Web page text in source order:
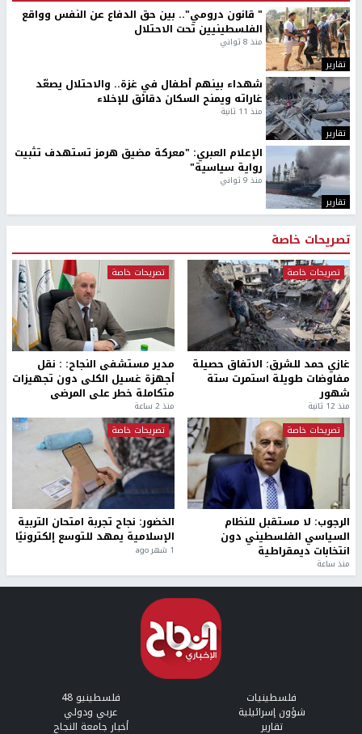
تقارير
" قانون درومي".. بين حق الدفاع عن النفس وواقع
الفلسطينيين تحت الاحتلال
منذ 8 ثواني
تقارير
شهداء بينهم أطفال في غزة.. والاحتلال يصعّد
غاراته ويمنح السكان دقائق للإخلاء
منذ 11 ثانية
تقارير
الإعلام العبري: "معركة مضيق هرمز تستهدف تثبيت
رواية سياسية"
منذ 9 ثواني
تصريحات خاصة
تصريحات خاصة
غازي حمد للشرق: الاتفاق حصيلة
مفاوضات طويلة استمرت ستة
شهور
منذ 12 ثانية
تصريحات خاصة
مدير مستشفى النجاح: : نقل
أجهزة غسيل الكلى دون تجهيزات
متكاملة خطر على المرضى
منذ 2 ساعة
تصريحات خاصة
الرجوب: لا مستقبل للنظام
السياسي الفلسطيني دون
انتخابات ديمقراطية
منذ ساعة
تصريحات خاصة
الخضور: نجاح تجربة امتحان التربية
الإسلامية يمهد للتوسع إلكترونيًا
1 شهر ago
فلسطينيات فلسطينيو 48
شؤون إسرائيلية عربي ودولي
تقارير أخبار جامعة النجاح